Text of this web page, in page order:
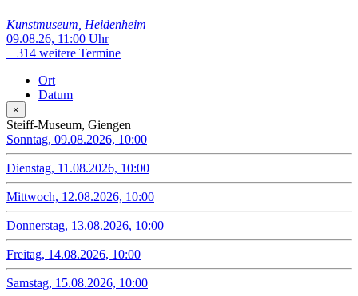
Kunstmuseum, Heidenheim
09.08.26, 11:00 Uhr
+ 314 weitere Termine
Ort
Datum
×
Steiff-Museum, Giengen
Sonntag, 09.08.2026, 10:00
Dienstag, 11.08.2026, 10:00
Mittwoch, 12.08.2026, 10:00
Donnerstag, 13.08.2026, 10:00
Freitag, 14.08.2026, 10:00
Samstag, 15.08.2026, 10:00